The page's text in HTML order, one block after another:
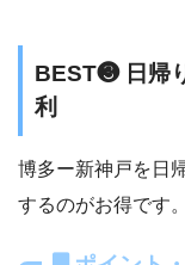
BEST❸ 日帰
利
博多ー新神戸を日
するのがお得です。